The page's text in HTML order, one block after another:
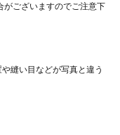
がございますのでご注意下
縫い目などが写真と違う